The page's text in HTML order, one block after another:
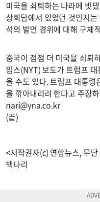
미국을 쇠퇴하는 나라에 빗
상회담에서 있었던 것인지
석의 발언 경위에 대해 구체
중국이 점점 더 미국을 쇠퇴
임스(NYT) 보도가 트럼프
을 수도 있다. 트럼프 대통
을 깎아내리려 한다고 주장
nari@yna.co.kr
(끝)
<저작권자(c) 연합뉴스, 무
백나리